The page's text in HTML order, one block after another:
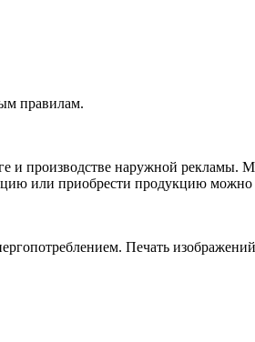
правилам.
производстве наружной рекламы.
или приобрести продукцию можно
Печать